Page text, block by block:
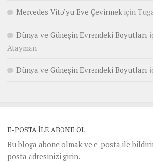
Mercedes Vito’yu Eve Çevirmek için
Dünya ve Güneşin Evrendeki Boyutları
Atayman
Dünya ve Güneşin Evrendeki Boyutları
E-POSTA ILE ABONE OL
Bu bloga abone olmak ve e-posta ile
posta adresinizi girin.